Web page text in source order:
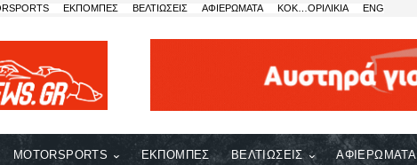
ΕΚΠΟΜΠΕΣ ΒΕΛΤΙΩΣΕΙΣ ΑΦΙΕΡΩΜΑΤΑ ΚΟΚ…ΟΡΙΛΙΚΙΑ ENG
MOTORSPORTS ΕΚΠΟΜΠΕΣ ΒΕΛΤΙΩΣΕΙΣ ΑΦΙΕΡΩΜΑΤΑ